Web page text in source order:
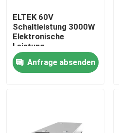
Startseite
Videos
ELTEK 60V
Schaltleistung 3000W
Elektronische
Leistung
Telekommunikation
ELTEK Flatpack2
60/3000 SHE
Anfrage absenden